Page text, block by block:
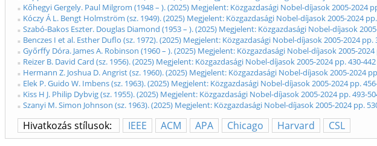
Kőhegyi Gergely. Paul Milgrom (1948 – ). (2025) Megjelent: Közgazdasági Nobel-díjasok 2005-2024
Kóczy Á L. Bengt Holmström (sz. 1949). (2025) Megjelent: Közgazdasági Nobel-díjasok 2005-2024
Szabó-Bakos Eszter. Douglas Diamond (1953 – ). (2025) Megjelent: Közgazdasági Nobel-díjasok
Benczes I et al. Esther Duflo (sz. 1972). (2025) Megjelent: Közgazdasági Nobel-díjasok 2005-2024 pp.
Győrffy Dóra. James A. Robinson (1960 – ). (2025) Megjelent: Közgazdasági Nobel-díjasok 2005-2024
Reizer B. David Card (sz. 1956). (2025) Megjelent: Közgazdasági Nobel-díjasok 2005-2024 pp. 430-442
Hermann Z. Joshua D. Angrist (sz. 1960). (2025) Megjelent: Közgazdasági Nobel-díjasok 2005-2024
Elek P. Guido W. Imbens (sz. 1963). (2025) Megjelent: Közgazdasági Nobel-díjasok 2005-2024 pp.
Kiss H J. Philip Dybvig (sz. 1955). (2025) Megjelent: Közgazdasági Nobel-díjasok 2005-2024 pp. 493-
Szanyi M. Simon Johnson (sz. 1963). (2025) Megjelent: Közgazdasági Nobel-díjasok 2005-2024 pp.
Hivatkozás stílusok: IEEE ACM APA Chicago Harvard CSL